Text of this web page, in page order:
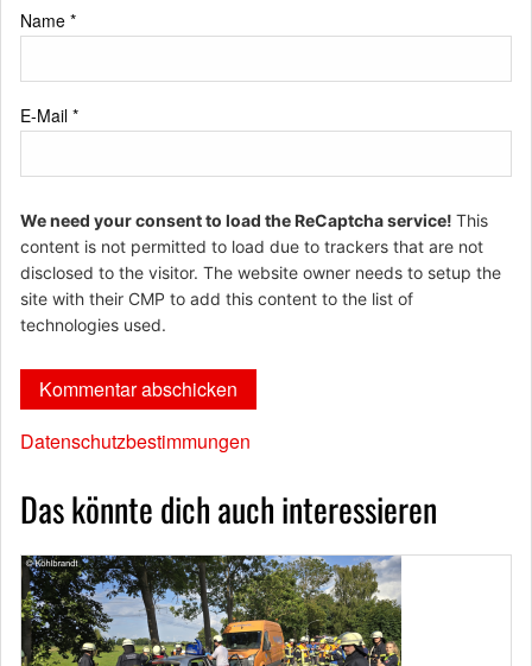
Name *
E-Mail *
We need your consent to load the ReCaptcha service! This
content is not permitted to load due to trackers that are not
disclosed to the visitor. The website owner needs to setup the
site with their CMP to add this content to the list of
technologies used.
Datenschutzbestimmungen
Das könnte dich auch interessieren